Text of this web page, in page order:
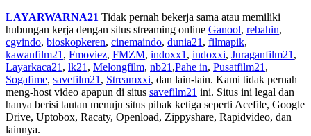
LAYARWARNA21 Tidak pernah bekerja sama atau memiliki
hubungan kerja dengan situs streaming online Ganool, rebahin,
cgvindo, bioskopkeren, cinemaindo, dunia21 , filmapik,
kawanfilm21 , Fmoviez, FMZM, indoxx1 , indoxxi, Juraganfilm21 ,
Layarkaca21 , lk21 , Melongfilm, nb21 ,Pahe in, Pusatfilm21 ,
Sogafime, savefilm21 , Streamxxi, dan lain-lain. Kami tidak pernah
meng-host video apapun di situs savefilm21 ini. Situs ini legal dan
hanya berisi tautan menuju situs pihak ketiga seperti Acefile, Google
Drive, Uptobox, Racaty, Openload, Zippyshare, Rapidvideo, dan
lainnya.